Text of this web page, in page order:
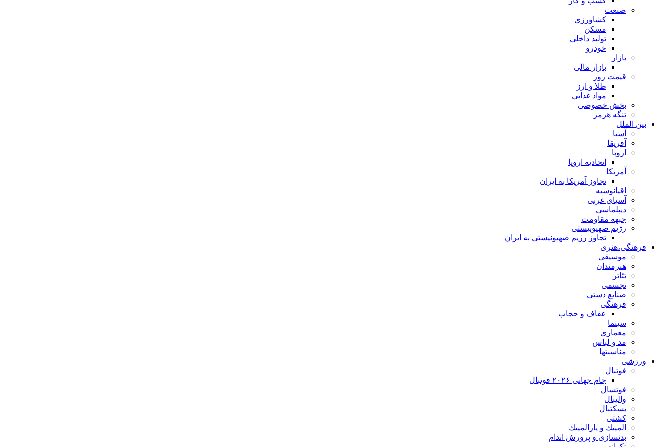
صنعت
کشاورزی
مسکن
تولید داخلی
خودرو
بازار
بازار مالی
قیمت روز
طلا و ارز
مواد غذایی
بخش خصوصی
تنگه هرمز
بین الملل
آسیا
آفریقا
اروپا
اتحادیه اروپا
آمریکا
تجاوز آمریکا به ایران
اقیانوسیه
آسیای غربی
دیپلماسی
جبهه مقاومت
رژیم صهیونیستی
تجاوز رژیم صهیونیستی به ایران
فرهنگی،هنری
موسیقی
هنرمندان
تئاتر
تجسمی
صنایع دستی
فرهنگی
عفاف و حجاب
سینما
معماری
مد و لباس
مناسبتها
ورزشی
فوتبال
جام جهانی ۲۰۲۶ فوتبال
فوتسال
والیبال
بسکتبال
کشتی
المپيك و پارالمپيك
بدنسازی و پرورش اندام